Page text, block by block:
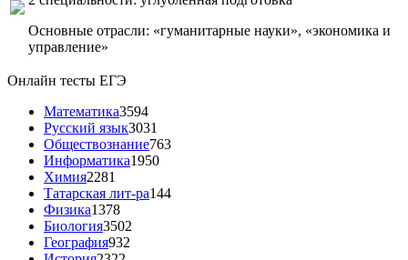
Основные отрасли: «гуманитарные науки», «экономика и
управление»
Онлайн тесты ЕГЭ
Математика3594
Русский язык3031
Обществознание763
Информатика1950
Химия2281
Татарская лит-ра144
Физика1378
Биология3502
География932